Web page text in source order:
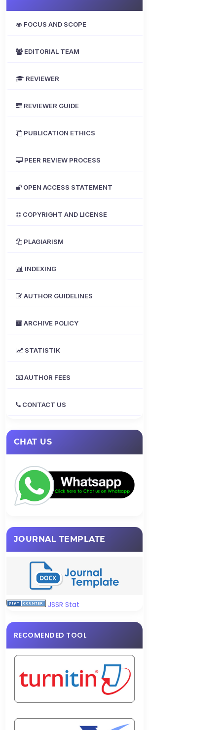
FOCUS AND SCOPE
EDITORIAL TEAM
REVIEWER
REVIEWER GUIDE
PUBLICATION ETHICS
PEER REVIEW PROCESS
OPEN ACCESS STATEMENT
COPYRIGHT AND LICENSE
PLAGIARISM
INDEXING
AUTHOR GUIDELINES
ARCHIVE POLICY
STATISTIK
AUTHOR FEES
CONTACT US
CHAT US
JOURNAL TEMPLATE
JSSR Stat
RECOMENDED TOOL